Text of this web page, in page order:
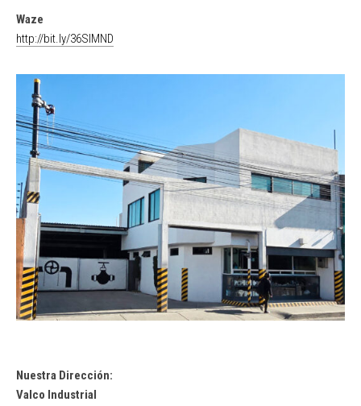
Waze
http://bit.ly/36SlMND
Nuestra Dirección:
Valco Industrial